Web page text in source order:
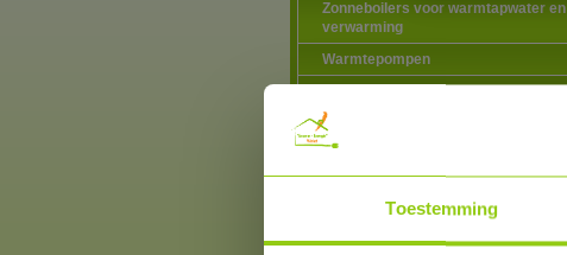
Toestemming
Zonneboilers voor warmtapwater en
verwarming
Warmtepompen
Douche warmte-terugwinning
Hotfill voor wasmachines en
vaatwassers